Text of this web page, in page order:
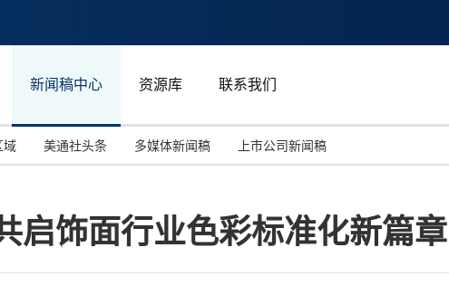
新闻稿中心 资源库 联系我们
投资并购
能源化工与环保
域
马来西亚
美通社头条 多媒体新闻稿 上市公司新闻稿
启饰面行业色彩标准化新篇章